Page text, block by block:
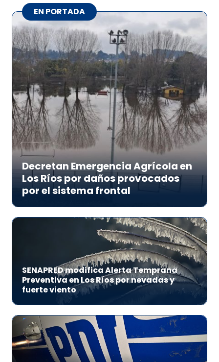
EN PORTADA
Decretan Emergencia Agrícola en
Los Ríos por daños provocados
por el sistema frontal
SENAPRED modifica Alerta Temprana
Preventiva en Los Ríos por nevadas y
fuerte viento